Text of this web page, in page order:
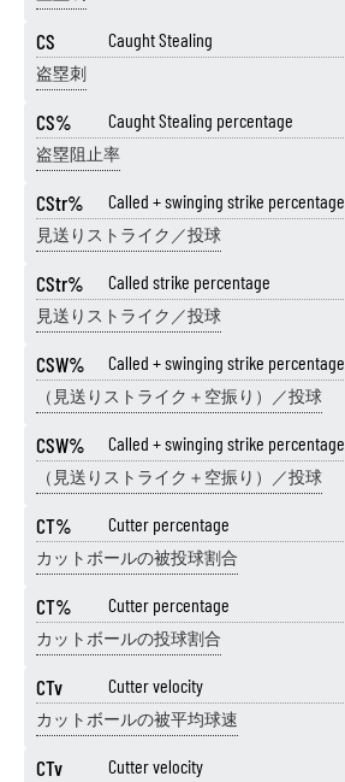
CS Caught Stealing
盗塁刺
CS% Caught Stealing percentage
盗塁阻止率
CStr% Called + swinging strike percentage
見送りストライク／投球
CStr% Called strike percentage
見送りストライク／投球
CSW% Called + swinging strike percentage
（見送りストライク＋空振り）／投球
CSW% Called + swinging strike percentage
（見送りストライク＋空振り）／投球
CT% Cutter percentage
カットボールの被投球割合
CT% Cutter percentage
カットボールの投球割合
CTv Cutter velocity
カットボールの被平均球速
CTv Cutter velocity